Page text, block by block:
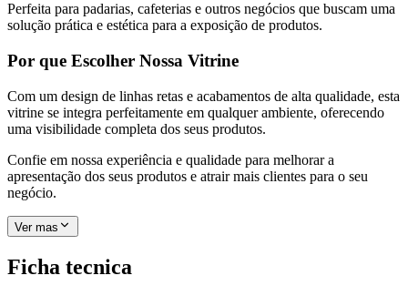
Perfeita para padarias, cafeterias e outros negócios que buscam uma
solução prática e estética para a exposição de produtos.
Por que Escolher Nossa Vitrine
Com um design de linhas retas e acabamentos de alta qualidade, esta
vitrine se integra perfeitamente em qualquer ambiente, oferecendo
uma visibilidade completa dos seus produtos.
Confie em nossa experiência e qualidade para melhorar a
apresentação dos seus produtos e atrair mais clientes para o seu
negócio.
Ver mas
Ficha tecnica